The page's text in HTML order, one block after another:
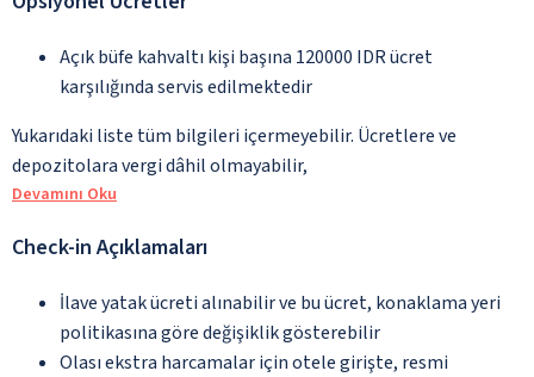
Açık büfe kahvaltı kişi başına 120000 IDR ücret
karşılığında servis edilmektedir
Yukarıdaki liste tüm bilgileri içermeyebilir. Ücretlere ve
depozitolara vergi dâhil olmayabilir,
Devamını Oku
Check-in Açıklamaları
İlave yatak ücreti alınabilir ve bu ücret, konaklama yeri
politikasına göre değişiklik gösterebilir
Olası ekstra harcamalar için otele girişte, resmi